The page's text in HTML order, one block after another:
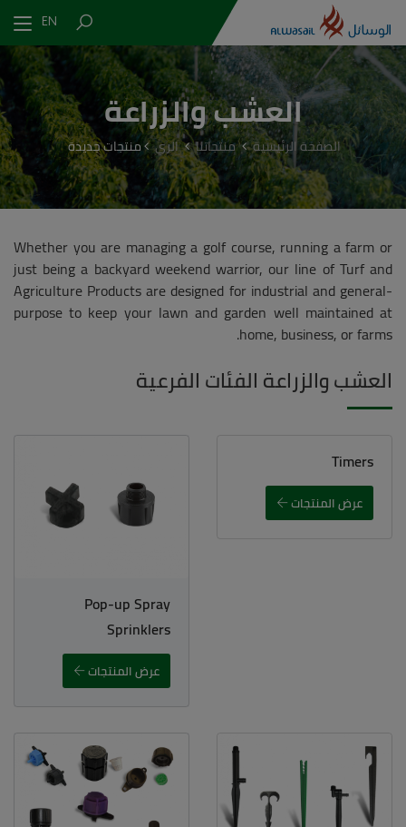
EN
العشب والزراعة
الصفحة الرئيسية منتجاتنا الري منتجات جديدة
Whether you are managing a golf course, running a farm or
just being a backyard weekend warrior, our line of Turf and
Agriculture Products are designed for industrial and general-
purpose to keep your lawn and garden well maintained at
home, business, or farms.
العشب والزراعة الفئات الفرعية
Timers
عرض المنتجات
Pop-up Spray
Sprinklers
عرض المنتجات